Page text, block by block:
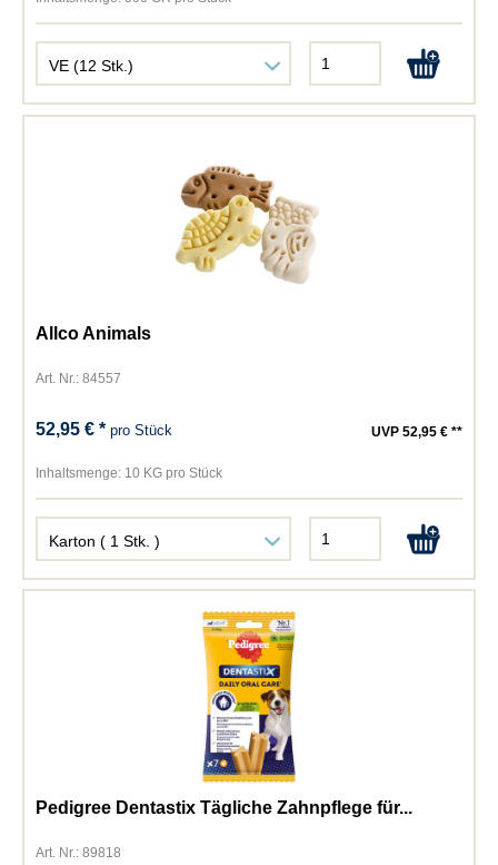
Allco Animals
Art. Nr.: 84557
52,95 € *pro Stück UVP 52,95 € **
Inhaltsmenge: 10 KG pro Stück
Pedigree Dentastix Tägliche Zahnpflege für...
Art. Nr.: 89818